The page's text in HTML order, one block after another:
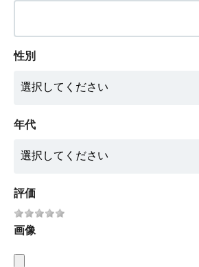
性別
年代
評価
画像